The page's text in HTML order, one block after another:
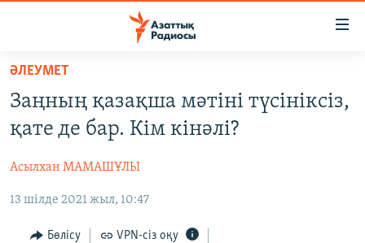
Skip
main
content
to
Navigation
САЯСАТ
ҚАҢТАР ОҚИҒАСЫ
АДАМ ҚҰҚЫҚТАРЫ
ӘЛЕУМЕТ
ӘЛЕУМЕТ
Заңның қазақша мәтіні түсініксіз,
қате де бар. Кім кінәлі?
Асылхан МАМАШҰЛЫ
13 шілде 2021 жыл, 10:47
Бөлісу VPN-сіз оқу